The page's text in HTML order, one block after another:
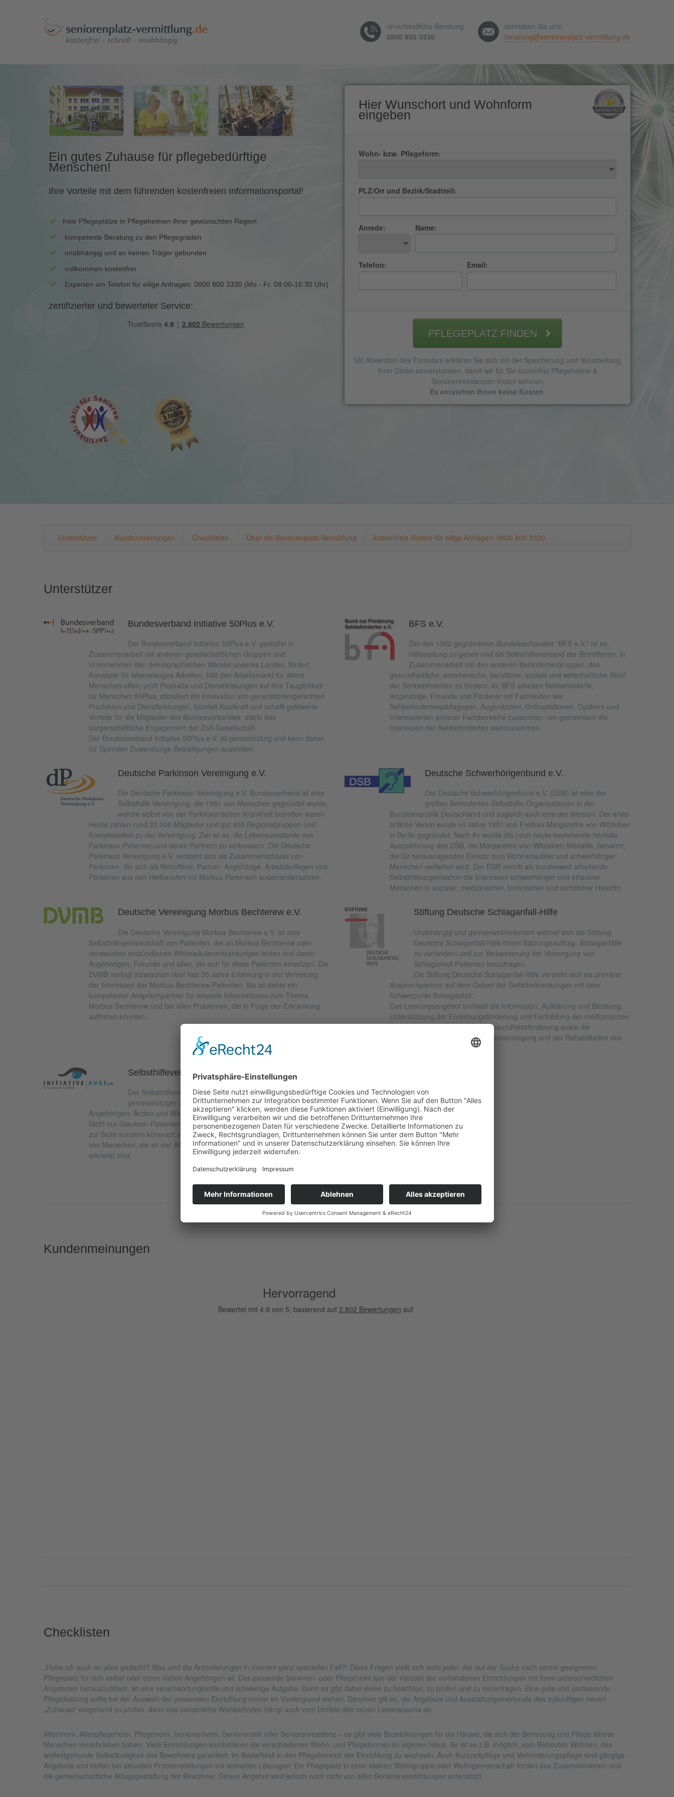
unverbindliche Beratung
0800 800 3330
schreiben Sie uns:
beratung@seniorenplatz-vermittlung.de
Ein gutes Zuhause für pflegebedürftige
Menschen!
Ihre Vorteile mit dem führenden kostenfreien Informationsportal!
freie Pflegeplätze in Pflegeheimen Ihrer gewünschten Region
kompetente Beratung zu den Pflegegraden
unabhängig und an keinen Träger gebunden
vollkommen kostenfrei
Experten am Telefon für eilige Anfragen: 0800 800 3330 (Mo.- Fr. 08:00-16:30 Uhr)
zertifizierter und bewerteter Service:
Hier Wunschort und Wohnform
eingeben
Wohn- bzw. Pflegeform:
PLZ/Ort und Bezirk/Stadtteil:
Anrede: Name:
Telefon: Email:
PFLEGEPLATZ FINDEN
Mit Absenden des Fomulars erklären Sie sich mit der Speicherung und Verarbeitung
Ihrer Daten einverstanden, damit wir für Sie kostenfrei Pflegeheime &
Seniorenresidenzen finden können.
Es entstehen Ihnen keine Kosten.
Unterstützer Kundenmeinungen Checklisten Über die Seniorenplatz-Vermittlung kostenfreie Hotline für eilige Anfragen: 0800 800 3330
Unterstützer
Bundesverband Initiative 50Plus e.V.
Der Bundesverband Initiative 50Plus e.V. gestaltet in
Zusammenarbeit mit anderen gesellschaftlichen Gruppen und
Unternehmen den demographischen Wandel unseres Landes, fördert
Konzepte für lebenslanges Arbeiten, hält den Arbeitsmarkt für ältere
Menschen offen, prüft Produkte und Dienstleistungen auf ihre Tauglichkeit
für Menschen 50Plus, stimuliert die Innovation von generationengerechten
Produkten und Dienstleistungen, bündelt Kaufkraft und schafft geldwerte
Vorteile für die Mitglieder des Bundesverbandes, stärkt das
bürgerschaftliche Engagement der Zivil-Gesellschaft.
Der Bundesverband Initiative 50Plus e.V. ist gemeinnützig und kann daher
für Spenden Zuwendungs-Bestätigungen ausstellen.
BFS e.V.
Ziel des 1962 gegründeten Bundesverbandes "BFS e.V." ist es,
Hilfestellung zu geben und als Selbsthilfeverband der Betroffenen, in
Zusammenarbeit mit den anderen Behindertengruppen, das
gesundheitliche, erzieherische, berufliche, soziale und wirtschaftliche Wohl
der Sehbehinderten zu fördern. Im BFS arbeiten Sehbehinderte,
Angehörige, Freunde und Förderer mit Fachleuten wie
Sehbehindertenpädagogen, Augenärzten, Orthoptistinnen, Optikern und
Interessierten anderer Fachbereiche zusammen, um gemeinsam die
Interessen der Sehbehinderten wahrzunehmen.
Deutsche Parkinson Vereinigung e.V.
Die Deutsche Parkinson Vereinigung e.V. Bundesverband ist eine
Selbsthilfe Vereinigung, die 1981 von Menschen gegründet wurde,
welche selbst von der Parkinson'schen Krankheit betroffen waren.
Heute zählen rund 23.000 Mitglieder und gut 450 Regionalgruppen und
Kontaktstellen zu der Vereinigung. Ziel ist es, die Lebensumstände von
Parkinson-Patienten und deren Partnern zu verbessern. Die Deutsche
Parkinson Vereinigung e.V. versteht sich als Zusammenschluss von
Personen, die sich als Betroffene, Partner, Angehörige, Arbeitskollegen und
Personen aus den Heilberufen mit Morbus Parkinson auseinandersetzen.
Deutsche Schwerhörigenbund e.V.
Der Deutsche Schwerhörigenbund e.V. (DSB) ist eine der
großen Behinderten-Selbsthilfe-Organisationen in der
Bundesrepublik Deutschland und zugleich auch eine der ältesten. Der erste
örtliche Verein wurde im Jahre 1901 von Freifrau Margarethe von Witzleben
in Berlin gegründet. Nach ihr wurde die noch heute bestehende höchste
Auszeichnung des DSB, die Margarethe-von-Witzleben-Medaille, benannt,
die für herausragenden Einsatz zum Wohl ertaubter und schwerhöriger
Menschen verliehen wird. Der DSB vertritt als bundesweit arbeitende
Selbsthilfeorganisation die Interessen schwerhöriger und ertaubter
Menschen in sozialer, medizinischer, technischer und rechtlicher Hinsicht.
Deutsche Vereinigung Morbus Bechterew e.V.
Die Deutsche Vereinigung Morbus Bechterew e.V. ist eine
Selbsthilfegemeinschaft von Patienten, die an Morbus Bechterew oder
verwandten entzündlichen Wirbelsäulenerkrankungen leiden und deren
Angehörigen, Freunde und allen, die sich für diese Patienten einsetzen. Die
DVMB verfügt inzwischen über fast 30 Jahre Erfahrung in der Vertretung
der Interessen der Morbus-Bechterew-Patienten. Sie ist daher ein
kompetenter Ansprechpartner für neueste Informationen zum Thema
Morbus Bechterew und bei allen Problemen, die in Folge der Erkrankung
auftreten könnten.
Stiftung Deutsche Schlaganfall-Hilfe
Unabhängig und gemeinwohlorientiert widmet sich die Stiftung
Deutsche Schlaganfall-Hilfe ihrem Satzungsauftrag, Schlaganfälle
zu verhindern und zur Verbesserung der Versorgung von
Schlaganfall-Patienten beizutragen.
Die Stiftung Deutsche Schlaganfall-Hilfe versteht sich als primärer
Ansprechpartner auf dem Gebiet der Gefäßerkrankungen mit dem
Schwerpunkt Schlaganfall.
Das Leistungsangebot umfasst die Information, Aufklärung und Beratung,
Unterstützung der Forschungsförderung und Fortbildung der medizinischen
Berufe. Die Stiftung tritt für die Gesundheitsförderung sowie die
Verbesserung der Prävention, Akutversorgung und der Rehabilitation des
Selbsthilfeverband Initiative Auge e. V.
Der Selbsthilfeverband Initiative Auge e. V. ist ein
gemeinnütziger Zusammenschluss von Betroffenen,
Angehörigen, Ärzten und Wissenschaftlern mit mehr als 1.800 Mitglieder.
Nicht nur Glaukom-Patienten steht der Selbsthilfeverband mit Rat und Tat
zur Seite sondern kümmert sich auch aktiv um die Probleme und Sorgen
von Menschen, die an der Altersabhängigen Makuladegenration (AMD)
erkrankt sind.
Kundenmeinungen
Checklisten
„Habe ich auch an alles gedacht? Was sind die Anforderungen in meinem ganz speziellen Fall?“ Diese Fragen stellt sich wohl jeder, der auf der Suche nach einem geeigneten
Pflegeplatz für sich selbst oder einen nahen Angehörigen ist. Das passende Senioren- oder Pflegeheim aus der Vielzahl der vorhandenen Einrichtungen mit ihren unterschiedlichen
Angeboten herauszufiltern, ist eine verantwortungsvolle und schwierige Aufgabe. Denn es gibt dabei vieles zu beachten, zu prüfen und zu hinterfragen. Eine gute und umfassende
Pflegeleistung sollte bei der Auswahl der passenden Einrichtung immer im Vordergrund stehen. Daneben gilt es, die Angebote und Ausstattungsmerkmale des zukünftigen neuen
„Zuhause“ eingehend zu prüfen, denn das persönliche Wohlbefinden hängt auch vom Umfeld des neuen Lebensraums ab.
Altenheim, Altenpflegeheim, Pflegeheim, Seniorenheim, Seniorenstift oder Seniorenresidenz – es gibt viele Bezeichnungen für die Häuser, die sich der Betreuung und Pflege älterer
Menschen verschrieben haben. Viele Einrichtungen kombinieren die verschiedenen Wohn- und Pflegeformen im eigenen Haus. So ist es z.B. möglich, vom Betreuten Wohnen, das
weitestgehende Selbständigkeit des Bewohners garantiert, im Bedarfsfall in den Pflegebereich der Einrichtung zu wechseln. Auch Kurzzeitpflege und Verhinderungspflege sind gängige
Angebote und helfen bei aktuellen Problemstellungen mit schnellen Lösungen. Ein Pflegeplatz in einer kleinen Wohngruppe oder Wohngemeinschaft fördert das Zusammenleben und
die gemeinschaftliche Alltagsgestaltung der Bewohner. Dieses Angebot wird jedoch noch nicht von allen Senioreneinrichtungen unterstützt.